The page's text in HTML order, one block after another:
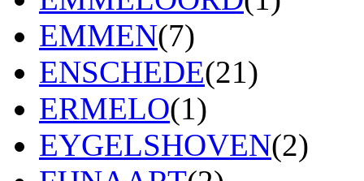
EMMEN(7)
ENSCHEDE(21)
ERMELO(1)
EYGELSHOVEN(2)